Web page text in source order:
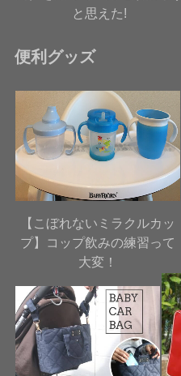
と思えた!
便利グッズ
【こぼれないミラクルカッ
プ】コップ飲みの練習って
大変！